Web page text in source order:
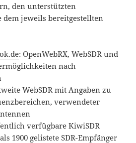
den unterstützten
dem jeweils bereitgestellten
: OpenWebRX, WebSDR und
nach
WebSDR mit Angaben zu
verwendeter
verfügbare KiwiSDR
1900 gelistete SDR-Empfänger